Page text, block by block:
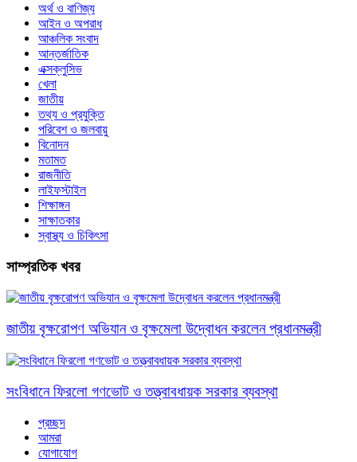
অর্থ ও বাণিজ্য
আইন ও অপরাধ
আঞ্চলিক সংবাদ
আন্তর্জাতিক
এক্সক্লুসিভ
খেলা
জাতীয়
তথ্য ও প্রযুক্তি
পরিবেশ ও জলবায়ু
বিনোদন
মতামত
রাজনীতি
লাইফস্টাইল
শিক্ষাঙ্গন
সাক্ষাতকার
স্বাস্থ্য ও চিকিৎসা
সাম্প্রতিক খবর
জাতীয় বৃক্ষরোপণ অভিযান ও বৃক্ষমেলা উদ্বোধন করলেন প্রধানমন্ত্রী
সংবিধানে ফিরলো গণভোট ও তত্ত্বাবধায়ক সরকার ব্যবস্থা
প্রচ্ছদ
আমরা
যোগাযোগ